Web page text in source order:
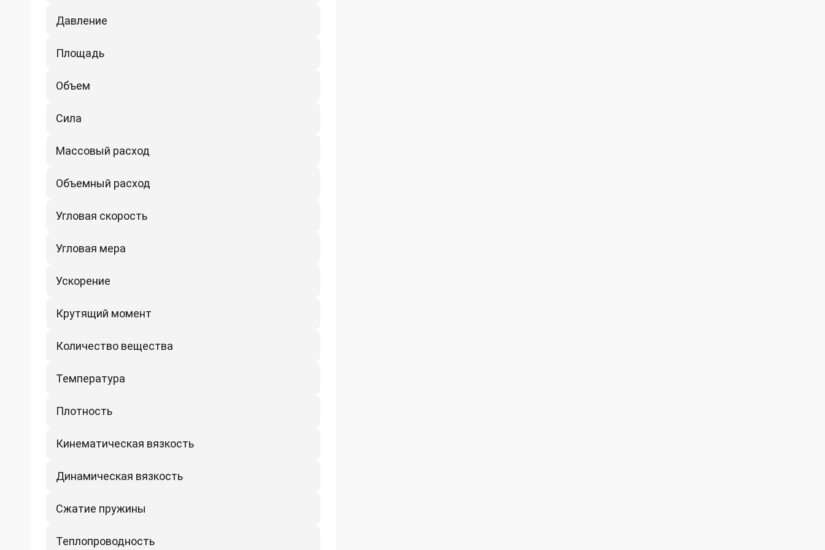
Давление
Площадь
Объем
Сила
Массовый расход
Объемный расход
Угловая скорость
Угловая мера
Ускорение
Крутящий момент
Количество вещества
Температура
Плотность
Кинематическая вязкость
Динамическая вязкость
Сжатие пружины
Теплопроводность